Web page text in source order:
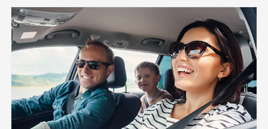
Image